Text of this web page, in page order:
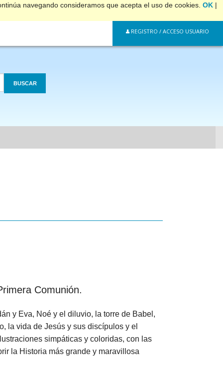
navegando consideramos que acepta el uso de cookies. OK |
REGISTRO / ACCESO USUARIO
BUSCAR
Comunión.
y Eva, Noé y el diluvio, la torre de Babel,
la vida de Jesús y sus discípulos y el
simpáticas y coloridas, con las
la Historia más grande y maravillosa